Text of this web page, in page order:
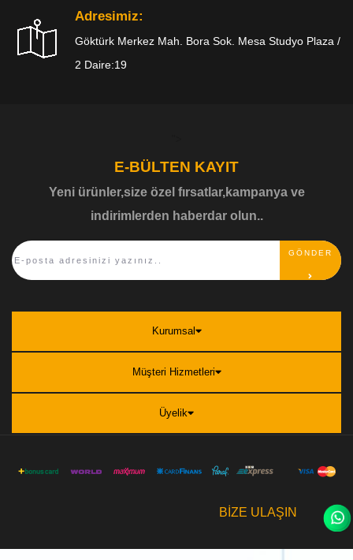
Adresimiz:
Göktürk Merkez Mah. Bora Sok. Mesa Studyo Plaza /
2 Daire:19
E-BÜLTEN KAYIT
Yeni ürünler,size özel fırsatlar,kampanya ve
indirimlerden haberdar olun..
Kurumsal
Müşteri Hizmetleri
Üyelik
BİZE ULAŞIN